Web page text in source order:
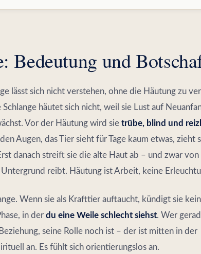
Bedeutung und
lässt sich nicht verstehen, ohne die Häutung zu
häutet sich nicht, weil sie Lust auf
Vor der Häutung wird sie trübe, blind und
Augen, das Tier sieht für Tage kaum etwas, zieht
danach streift sie die alte Haut ab – und zwar
Untergrund reibt. Häutung ist Arbeit, keine
Wenn sie als Krafttier auftaucht, kündigt sie
in der du eine Weile schlecht siehst. Wer
seine Rolle noch ist – der ist mitten in der
an. Es fühlt sich orientierungslos an.